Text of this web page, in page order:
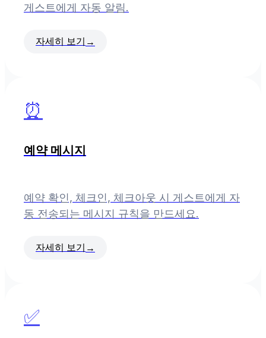
게스트에게 자동 알림.
자세히 보기 →
⏰
예약 메시지
예약 확인, 체크인, 체크아웃 시 게스트에게 자
동 전송되는 메시지 규칙을 만드세요.
자세히 보기 →
✅